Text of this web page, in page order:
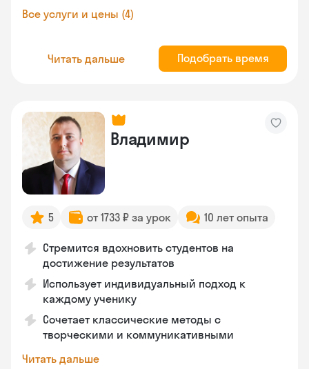
Все услуги и цены (4)
Читать дальше Подобрать время
Владимир
5 от 1733 ₽ за урок 10 лет опыта
Стремится вдохновить студентов на
достижение результатов
Использует индивидуальный подход к
каждому ученику
Сочетает классические методы с
творческими и коммуникативными
Читать дальше